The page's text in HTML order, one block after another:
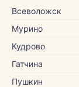
Всеволожск
Мурино
Кудрово
Гатчина
Пушкин